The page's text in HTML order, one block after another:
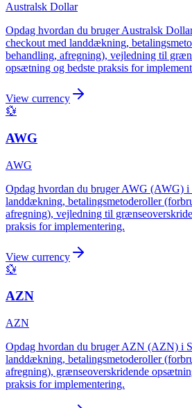
Australsk Dollar
Opdag hvordan du bruger Australsk
checkout med landdækning,
behandling, afregning), vejledning til
opsætning og bedste praksis for
View currency
💱
AWG
AWG
Opdag hvordan du bruger AWG (AWG) i
landdækning, betalingsmetoderoller
afregning), vejledning til
praksis for implementering.
View currency
💱
AZN
AZN
Opdag hvordan du bruger AZN (AZN) i
landdækning, betalingsmetoderoller
afregning), grænseoverskridende
praksis for implementering.